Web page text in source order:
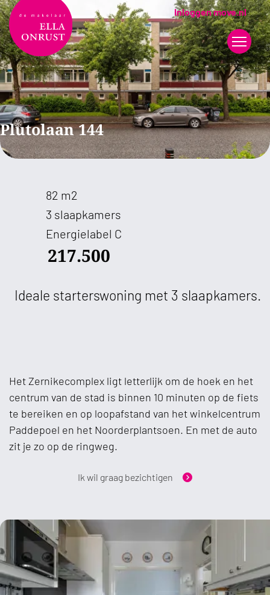
Inloggen move.nl
Plutolaan 144
82 m2
3 slaapkamers
Energielabel C
217.500
Ideale starterswoning met 3 slaapkamers.
Het Zernikecomplex ligt letterlijk om de hoek en het
centrum van de stad is binnen 10 minuten op de fiets
te bereiken en op loopafstand van het winkelcentrum
Paddepoel en het Noorderplantsoen. En met de auto
zit je zo op de ringweg.
Ik wil graag bezichtigen